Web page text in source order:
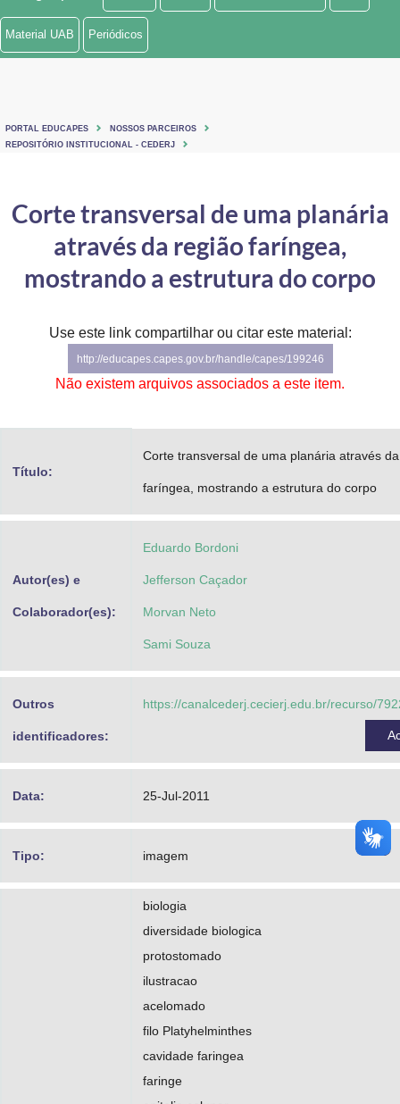
Ministério de Minas e Energia
Ministério do Turismo
Controladoria-Geral da União
Ministério da Mulher, da Família e dos Direitos Humanos
Secretaria de Governo
Gabinete de Segurança Institucional
Material UAB Periódicos
PORTAL EDUCAPES
NOSSOS PARCEIROS
REPOSITÓRIO INSTITUCIONAL - CEDERJ
Corte transversal de uma planária
através da região faríngea,
mostrando a estrutura do corpo
Use este link compartilhar ou citar este material:
http://educapes.capes.gov.br/handle/capes/199246
Não existem arquivos associados a este item.
Título:
Corte transversal de uma planária através
faríngea, mostrando a estrutura do corpo
Autor(es) e
Colaborador(es):
Eduardo Bordoni
Jefferson Caçador
Morvan Neto
Sami Souza
Outros
identificadores:
https://canalcederj.cecierj.edu.br/recurso/
Data: 25-Jul-2011
Tipo: imagem
biologia
diversidade biologica
protostomado
ilustracao
acelomado
filo Platyhelminthes
cavidade faringea
faringe